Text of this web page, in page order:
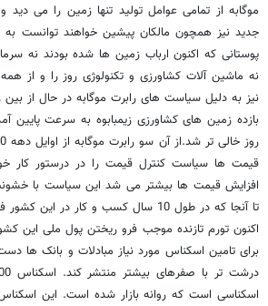
موگابه از تمامی عوامل تولید تنها زمین را می دید
جدید نیز همچون مالکان پیشین خواهند توانست به
پوستانی که اکنون ارباب زمین ها شده بودند نه
نه ماشین آلات کشاورزی و تکنولوژی روز را و از همه
نیز به دلیل سیاست های رابرت موگابه در حال از بین
بازده زمین های کشاورزی زیمبابوه به سرعت پایین
قیمت ها سیاست کنترل قیمت را در درستور کار
افزایش قیمت ها بیشتر می شد این سیاست با
تا آنجا که در طول 10 سال کسب و کار در این کشور فرو پاشید.
اکنون تورم تازنده موجب فرو ریختن پول ملی این
برای تامین اسکناس مورد نیاز مبادلات و بانک ها
اسکناسی است که روانه بازار شده است. این